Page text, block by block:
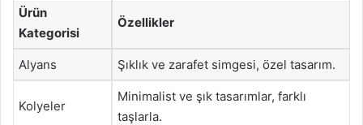
Ürün
Kategorisi
Özellikler
Alyans Şıklık ve zarafet simgesi, özel tasarım.
Kolyeler
Minimalist ve şık tasarımlar, farklı
taşlarla.